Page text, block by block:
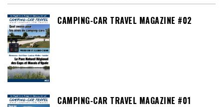
CAMPING-CAR TRAVEL MAGAZINE #02
CAMPING-CAR TRAVEL MAGAZINE #01